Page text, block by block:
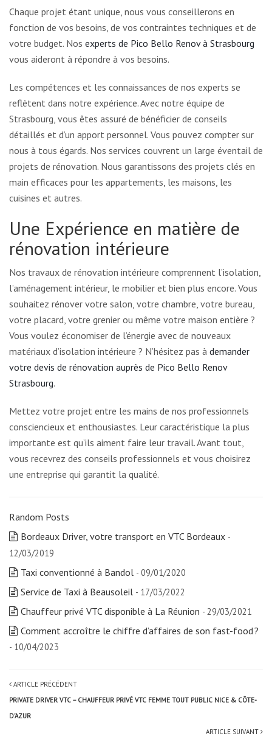
Chaque projet étant unique, nous vous conseillerons en
fonction de vos besoins, de vos contraintes techniques et de
votre budget. Nos experts de Pico Bello Renov à Strasbourg
vous aideront à répondre à vos besoins.
Les compétences et les connaissances de nos experts se
reflètent dans notre expérience. Avec notre équipe de
Strasbourg, vous êtes assuré de bénéficier de conseils
détaillés et d’un apport personnel. Vous pouvez compter sur
nous à tous égards. Nos services couvrent un large éventail de
projets de rénovation. Nous garantissons des projets clés en
main efficaces pour les appartements, les maisons, les
cuisines et autres.
Une Expérience en matière de
rénovation intérieure
Nos travaux de rénovation intérieure comprennent l’isolation,
l’aménagement intérieur, le mobilier et bien plus encore. Vous
souhaitez rénover votre salon, votre chambre, votre bureau,
votre placard, votre grenier ou même votre maison entière ?
Vous voulez économiser de l’énergie avec de nouveaux
matériaux d’isolation intérieure ? N’hésitez pas à demander
votre devis de rénovation auprès de Pico Bello Renov
Strasbourg.
Mettez votre projet entre les mains de nos professionnels
consciencieux et enthousiastes. Leur caractéristique la plus
importante est qu’ils aiment faire leur travail. Avant tout,
vous recevrez des conseils professionnels et vous choisirez
une entreprise qui garantit la qualité.
Random Posts
Bordeaux Driver, votre transport en VTC Bordeaux -
12/03/2019
Taxi conventionné à Bandol - 09/01/2020
Service de Taxi à Beausoleil - 17/03/2022
Chauffeur privé VTC disponible à La Réunion - 29/03/2021
Comment accroître le chiffre d’affaires de son fast-food ?
- 10/04/2023
ARTICLE PRÉCÉDENT
PRIVATE DRIVER VTC – CHAUFFEUR PRIVÉ VTC FEMME TOUT PUBLIC NICE & CÔTE-
D’AZUR
ARTICLE SUIVANT